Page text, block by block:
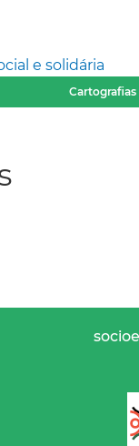
e solidária
Cartografias